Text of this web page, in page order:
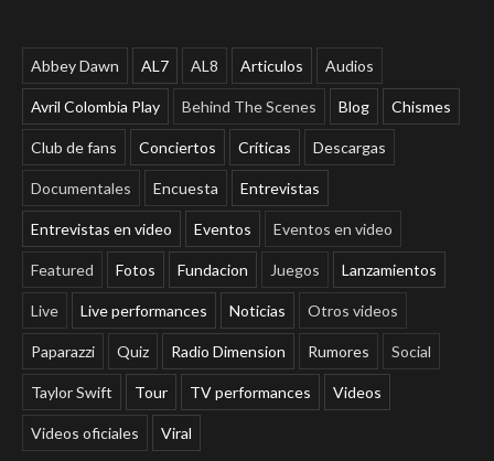
Abbey Dawn AL7 AL8 Articulos Audios
Avril Colombia Play Behind The Scenes Blog Chismes
Club de fans Conciertos Críticas Descargas
Documentales Encuesta Entrevistas
Entrevistas en video Eventos Eventos en video
Featured Fotos Fundacion Juegos Lanzamientos
Live Live performances Noticias Otros videos
Paparazzi Quiz Radio Dimension Rumores Social
Taylor Swift Tour TV performances Videos
Videos oficiales Viral